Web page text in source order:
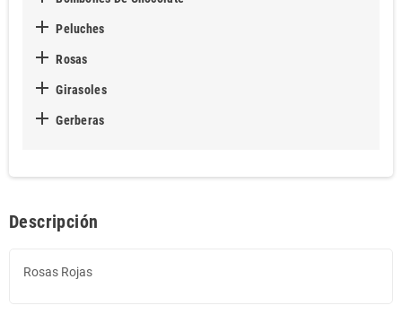
 Peluches
 Rosas
 Girasoles
 Gerberas
Descripción
Rosas Rojas